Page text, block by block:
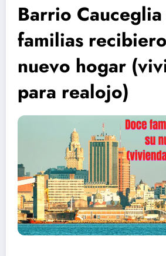
Barrio
familias
nuevo hogar
para realojo)